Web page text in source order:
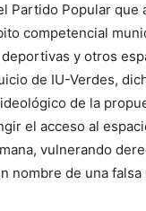
Partido Popular que
competencial
y otros
de IU-Verdes,
de la
el acceso al
vulnerando
nombre de una falsa